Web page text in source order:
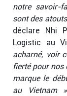
notre savoir-
sont des
déclare Nhi
Logistic au
acharné, voir
fierté pour nos
marque le
au Vietnam »